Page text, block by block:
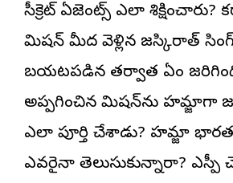
సీక్రెట్ ఏజెంట్స్ ఎలా
మిషన్ మీద వెళ్లిన జస్కిరాత్
బయటపడిన తర్వాత ఏం
అప్పగించిన మిషన్‌ను హమ్జాగా
ఎలా పూర్తి చేశాడు? హమ్జా భారత
ఎవరైనా తెలుసుకున్నారా? ఎస్పీ